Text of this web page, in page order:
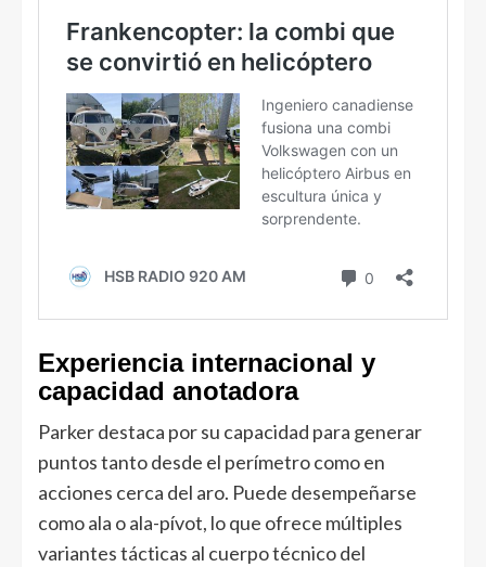
Experiencia internacional y
capacidad anotadora
Parker destaca por su capacidad para generar
puntos tanto desde el perímetro como en
acciones cerca del aro. Puede desempeñarse
como ala o ala-pívot, lo que ofrece múltiples
variantes tácticas al cuerpo técnico del